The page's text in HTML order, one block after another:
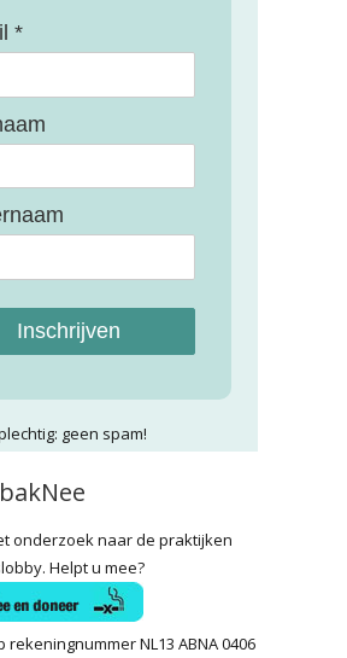
*
Inschrijven
geen spam!
onderzoek naar de praktijken
Helpt u mee?
NL13 ABNA 0406